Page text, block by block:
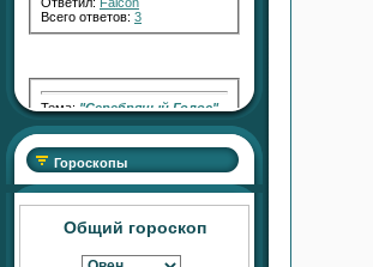
Тема:"Серебряный Голос"
Раздел:Работа с Кармой
Автор:RaShan
Всего ответов:
Гороскопы
Общий гороскоп